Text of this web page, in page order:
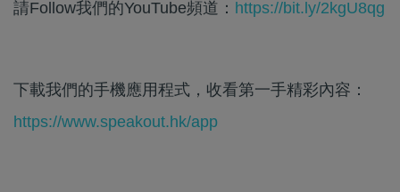
請Follow我們的YouTube頻道： https://bit.ly/2kgU8qg
下載我們的手機應用程式，收看第一手精彩內容：
https://www.speakout.hk/app